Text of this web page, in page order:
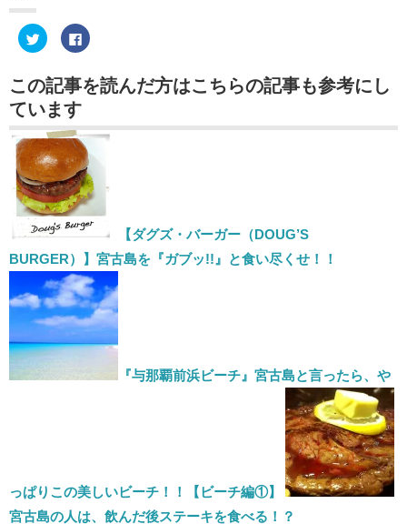
ク
リ
し
て
Twitter
で
共
有
(新
し
い
ウ
ィ
ン
ド
ウ
で
開
き
ま
す)
Facebook
で
す
る
に
ク
リ
ッ
ク
し
て
く
だ
さ
い
(新
し
い
ウ
ィ
ン
ド
ウ
で
開
き
ま
この記事を読んだ方はこちらの記事も参考にし
ています
【ダグズ・バーガー（DOUG’S
BURGER）】宮古島を『ガブッ!!』と食い尽くせ！！
『与那覇前浜ビーチ』宮古島と言ったら、や
っぱりこの美しいビーチ！！【ビーチ編①】
宮古島の人は、飲んだ後ステーキを食べる！？